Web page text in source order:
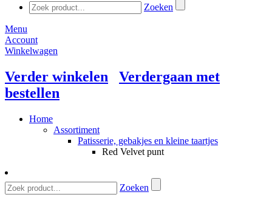
Zoeken
Menu
Account
Winkelwagen
Verder winkelen
Verdergaan met
bestellen
Home
Assortiment
Patisserie, gebakjes en kleine taartjes
Red Velvet punt
Zoeken